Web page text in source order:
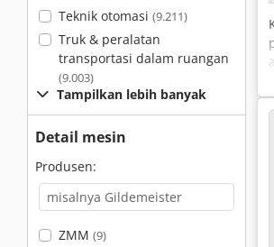
Teknik otomasi (9.211)
Truk & peralatan
transportasi dalam ruangan
(9.003)
Tampilkan lebih banyak
Detail mesin
Produsen:
ZMM (9)